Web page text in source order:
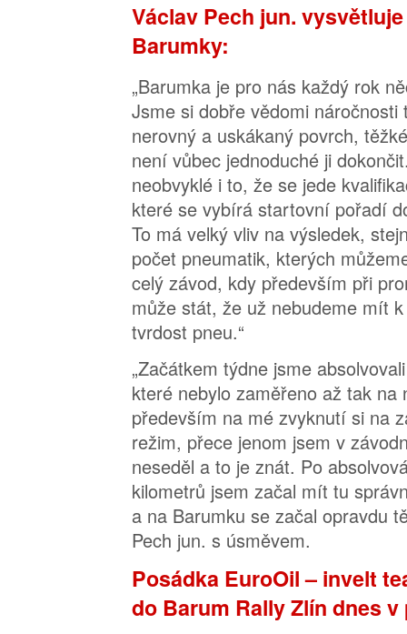
Václav Pech jun.
Barumky:
„Barumka je pro nás každý rok
Jsme si dobře vědomi
nerovný a uskákaný povrch,
není vůbec jednoduché ji
neobvyklé i to, že se jede
které se vybírá startovní pořadí
To má velký vliv na výsledek,
počet pneumatik, kterých
celý závod, kdy především při
může stát, že už nebudeme mít
tvrdost pneu.“
„Začátkem týdne jsme
které nebylo zaměřeno až tak na
především na mé zvyknutí si na
režim, přece jenom jsem v
neseděl a to je znát. Po
kilometrů jsem začal mít tu
a na Barumku se začal opravdu
Pech jun. s úsměvem.
Posádka EuroOil – invelt
do Barum Rally Zlín dnes v